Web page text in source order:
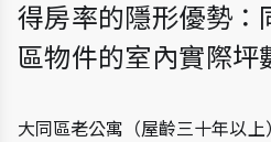
得房率的隱形優勢：
區物件的室內實際坪
大同區老公寓（屋齡三十年以